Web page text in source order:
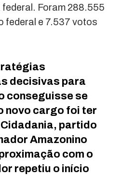
federal. Foram 288.555
federal e 7.537 votos
decisivas para
conseguisse se
novo cargo foi ter
partido
Amazonino
com o
repetiu o início